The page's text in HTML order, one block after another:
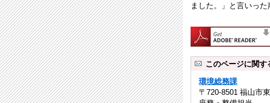
ました。」と言いった
このページに関す
環境総務課
〒720-8501 福山市